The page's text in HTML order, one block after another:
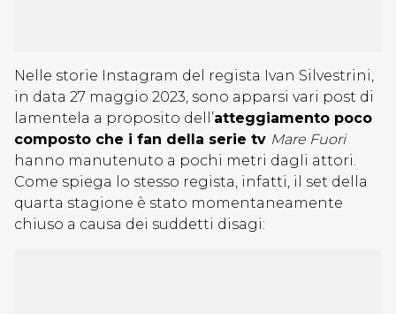
Nelle storie Instagram del regista Ivan Silvestrini,
in data 27 maggio 2023, sono apparsi vari post di
lamentela a proposito dell’atteggiamento poco
composto che i fan della serie tv Mare Fuori
hanno manutenuto a pochi metri dagli attori.
Come spiega lo stesso regista, infatti, il set della
quarta stagione è stato momentaneamente
chiuso a causa dei suddetti disagi: